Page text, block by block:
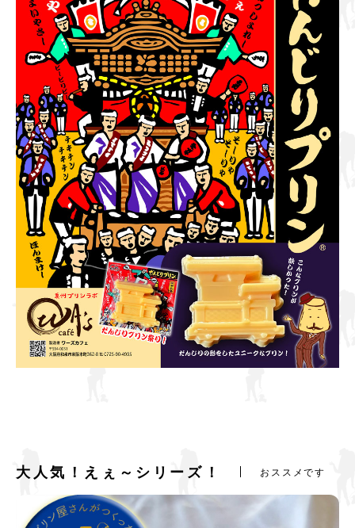
大人気！えぇ～シリーズ！ おススメです